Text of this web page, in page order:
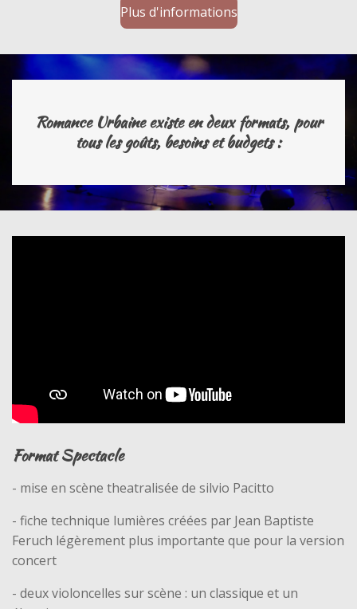
Plus d'informations
Romance Urbaine existe en deux formats, pour
tous les goûts, besoins et budgets :
Format Spectacle
- mise en scène theatralisée de silvio Pacitto
- fiche technique lumières créées par Jean Baptiste
Feruch légèrement plus importante que pour la version
concert
- deux violoncelles sur scène : un classique et un